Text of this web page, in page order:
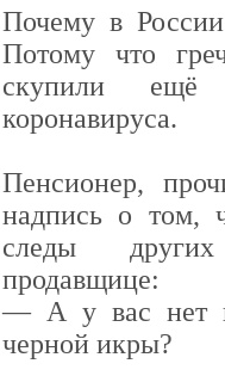
Почему в
Потому что
скупили
коронавируса.
Пенсионер,
надпись о том,
следы
продавщице:
— А у вас нет
черной икры?